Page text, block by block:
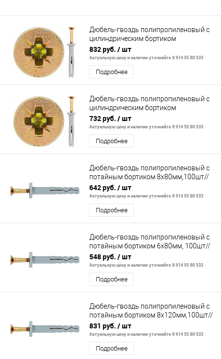
Дюбель-гвоздь полипропиленовый с
цилиндрическим бортиком
8х120мм,100шт// СИБРТЕХ
832 руб. / шт
Актуальную цену и наличие уточняйте 8 914 55 80 533
Подробнее
Дюбель-гвоздь полипропиленовый с
цилиндрическим бортиком
8х100мм,100шт// СИБРТЕХ
732 руб. / шт
Актуальную цену и наличие уточняйте 8 914 55 80 533
Подробнее
Дюбель-гвоздь полипропиленовый с
потайным бортиком 8х80мм,100шт//
СИБРТЕХ
642 руб. / шт
Актуальную цену и наличие уточняйте 8 914 55 80 533
Подробнее
Дюбель-гвоздь полипропиленовый с
потайным бортиком 6х80мм, 100шт//
СИБРТЕХ
548 руб. / шт
Актуальную цену и наличие уточняйте 8 914 55 80 533
Подробнее
Дюбель-гвоздь полипропиленовый с
потайным бортиком 8х120мм,100шт//
СИБРТЕХ
831 руб. / шт
Актуальную цену и наличие уточняйте 8 914 55 80 533
Подробнее